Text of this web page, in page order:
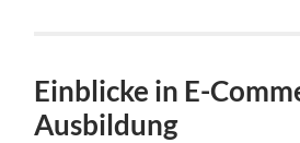
Einblicke in E-
Ausbildung